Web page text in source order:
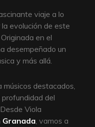
viaje a lo
evolución de este
en el
desempeñado un
y más allá.
músicos destacados,
del
Viola
, vamos a